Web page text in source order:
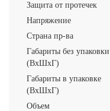
Защита от протечек
Напряжение
Страна пр-ва
Габариты без упаковки
(ВxШxГ)
Габариты в упаковке
(ВxШxГ)
Объем